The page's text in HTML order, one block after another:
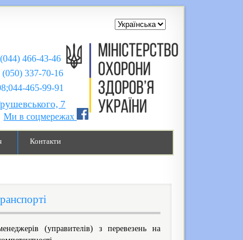
(044) 466-43-46
337-70-16
465-99-91
7
Ми в соцмережах
Контакти
(управителів) з перевезень на